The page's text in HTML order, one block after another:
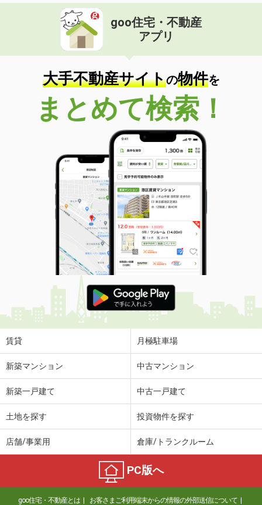
兵庫県神戸市中央区琴ノ緒町５丁目
価 格
13.20万円
住 所
兵庫県神戸市中央区琴ノ緒町５丁目
物件種別 貸店舗・事務所
使用面積
39.27m²
兵庫県尼崎市昭和南通４丁目
価 格
11万円
兵庫県尼崎市昭和南通４丁目
貸店舗（建物一部）
使用面積 36.36m²
兵庫県伊丹市東野８丁目
価 格
0.80万円
住 所
兵庫県伊丹市東野８丁目
物件種別 貸駐車場
使用面積 -
兵庫県伊丹市緑ケ丘５丁目
価 格
0.80万円
住 所
兵庫県伊丹市緑ケ丘５丁目
物件種別
兵庫県尼崎市東難波町３丁目
10.45万円
貸店舗・事務所
兵庫県尼崎市東難波町５丁目
15.40万円
住 所
兵庫県尼崎市東難波町５丁目
物件種別 貸店舗・事務所
goo住宅・不動産
アプリ
大手不動産サイトの物件を
まとめて検索！
賃貸 月極駐車場
新築マンション 中古マンション
新築一戸建て 中古一戸建て
土地を探す 投資物件を探す
店舗/事業用 倉庫/トランクルーム
PC版へ
goo住宅・不動産とは お客さまご利用端末からの情報の外部送信について